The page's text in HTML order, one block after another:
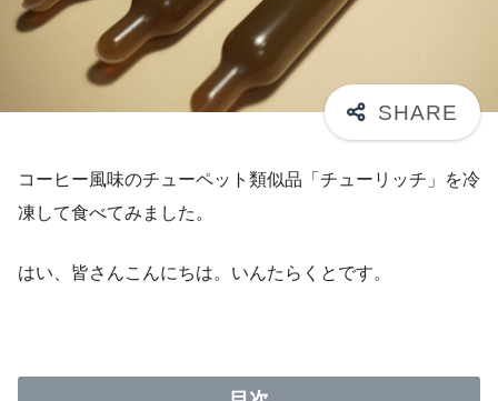
コーヒー風味のチューペット類似品「チューリッチ」を冷
凍して食べてみました。
はい、皆さんこんにちは。いんたらくとです。